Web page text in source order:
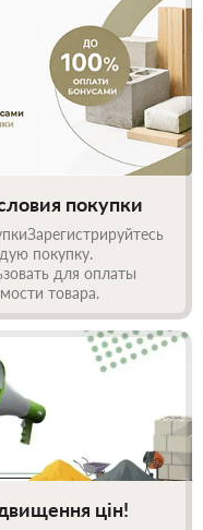
покупки
покупку.
для оплаты
товара.
цін!